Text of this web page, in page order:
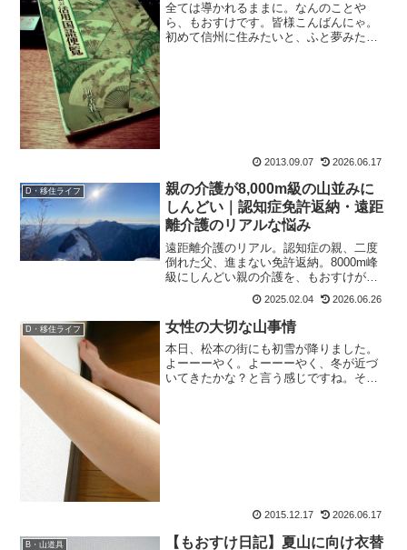
全ては導かれるままに。なんのことや
ら、もおすけです。皆様こんばんにゃ。
初めて信州に住みたいと、ふと夢みたい
2013.09.07 2026.06.17
D・移住ライフ
親の介護が8,000m級の山並みに
しんどい｜認知症免許返納・遠距
離介護のリアルな悩み
遠距離介護のリアル。認知症の親、二度
倒れた父、進まない免許返納。8000m峰
級にしんどい親の介護を、もおすけが手
悩みを持つ方へ。 2025.02.04 2026.06.26
D・移住ライフ 女性の大切な山事情
本日、松本の街にも初雪が降りました。
よーーーやく。よーーーやく、冬が近づ
いてきたかな？と言う感じですね。その
2015.12.17 2026.06.17
B・山道具 【もおすけ日記】夏山に向け衣替